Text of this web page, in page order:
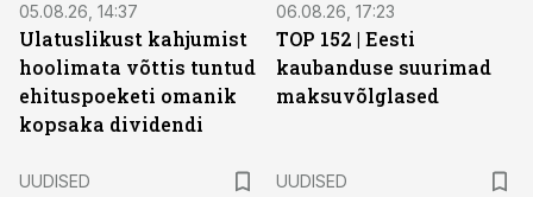
05.08.26, 14:37
Ulatuslikust kahjumist
hoolimata võttis tuntud
ehituspoeketi omanik
kopsaka dividendi
06.08.26, 17:23
TOP 152 | Eesti
kaubanduse suurimad
maksuvõlglased
UUDISED
UUDISED